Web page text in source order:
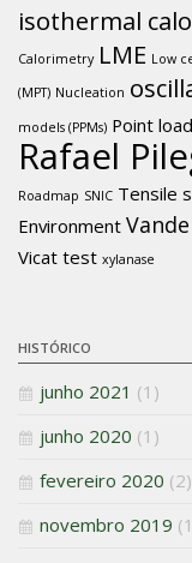
isothermal
Calorimetry LME Low
(MPT) Nucleation
models (PPMs) Point
Rafael
Roadmap SNIC Tensile
Environment
Vicat test xylanase
HISTÓRICO
junho 2021 (1)
junho 2020 (1)
fevereiro 2020 (2)
novembro 2019